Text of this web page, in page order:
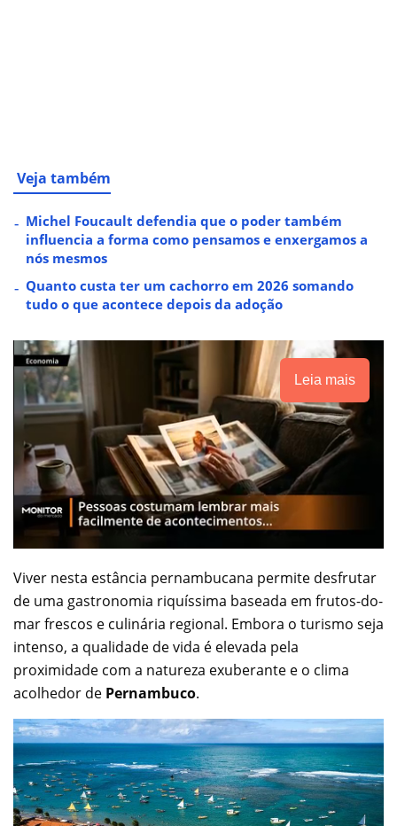
Veja também
Michel Foucault defendia que o poder também
influencia a forma como pensamos e enxergamos a
nós mesmos
Quanto custa ter um cachorro em 2026 somando
tudo o que acontece depois da adoção
Leia mais
Viver nesta estância pernambucana permite desfrutar
de uma gastronomia riquíssima baseada em frutos-do-
mar frescos e culinária regional. Embora o turismo seja
intenso, a qualidade de vida é elevada pela
proximidade com a natureza exuberante e o clima
acolhedor de Pernambuco.